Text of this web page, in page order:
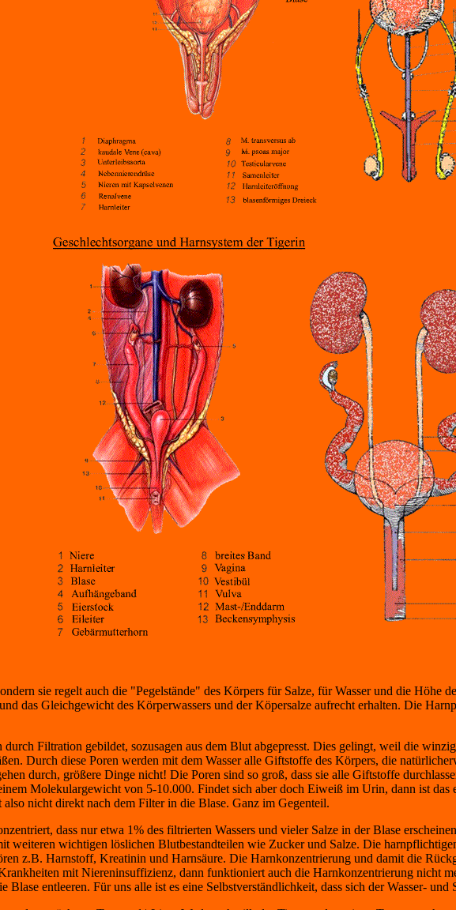
sie regelt auch die "Pegelstände" des Körpers für Salze, für Wasser und die Höhe
das Gleichgewicht des Körperwassers und der Köpersalze aufrecht erhalten. Die
Filtration gebildet, sozusagen aus dem Blut abgepresst. Dies gelingt, weil die
Durch diese Poren werden mit dem Wasser alle Giftstoffe des Körpers, die
durch, größere Dinge nicht! Die Poren sind so groß, dass sie alle Giftstoffe
Molekulargewicht von 5-10.000. Findet sich aber doch Eiweiß im Urin, dann ist
nicht direkt nach dem Filter in die Blase. Ganz im Gegenteil.
dass nur etwa 1% des filtrierten Wassers und vieler Salze in der Blase
weiteren wichtigen löslichen Blutbestandteilen wie Zucker und Salze. Die
z.B. Harnstoff, Kreatinin und Harnsäure. Die Harnkonzentrierung und damit die
mit Niereninsuffizienz, dann funktioniert auch die Harnkonzentrierung nicht
Blase entleeren. Für uns alle ist es eine Selbstverständlichkeit, dass sich der Wasser-